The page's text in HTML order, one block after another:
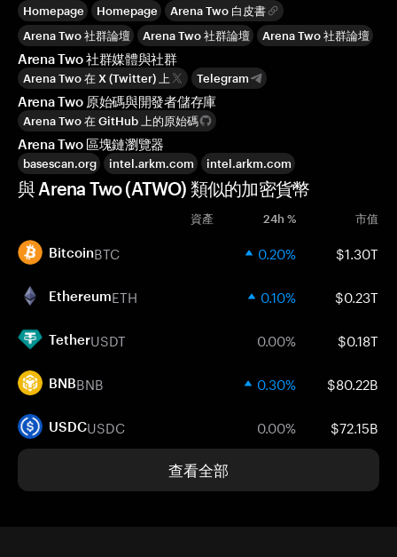
Homepage Homepage
Arena Two 白皮書
Arena Two 社群論壇
Arena Two 社群論壇 Arena Two 社群論壇
Arena Two 社群媒體與社群
Arena Two 在 X (Twitter) 上 Telegram
Arena Two 原始碼與開發者儲存庫
Arena Two 在 GitHub 上的原始碼
Arena Two 區塊鏈瀏覽器
basescan.org intel.arkm.com intel.arkm.com
與 Arena Two (ATWO) 類似的加密貨幣
資產 24h % 市值
BitcoinBTC 0.20% $1.30T
EthereumETH 0.10% $0.23T
TetherUSDT 0.00% $0.18T
BNBBNB 0.30% $80.22B
USDCUSDC 0.00% $72.15B
查看全部